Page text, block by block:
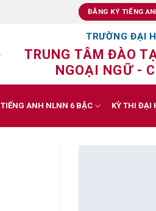
ĐĂNG KÝ TIẾNG
TRƯỜNG ĐẠI
TRUNG TÂM ĐÀO
NGOẠI NGỮ -
TIẾNG ANH NLNN 6 BẬC KỲ THI ĐẠI